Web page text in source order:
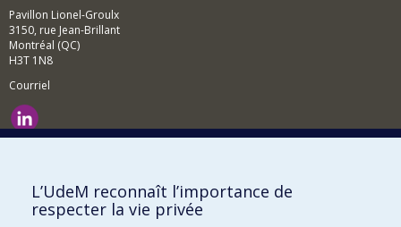
Pavillon Lionel-Groulx
3150, rue Jean-Brillant
Montréal (QC)
H3T 1N8
Courriel
Comment soutenir le Département?
BESOIN D'AIDE?
L’UdeM reconnaît l’importance de
respecter la vie privée